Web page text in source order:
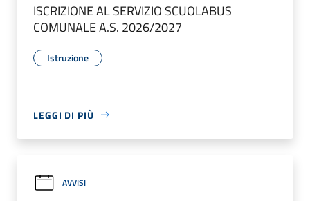
ISCRIZIONE AL SERVIZIO SCUOLABUS
COMUNALE A.S. 2026/2027
Istruzione
LEGGI DI PIÙ
AVVISI